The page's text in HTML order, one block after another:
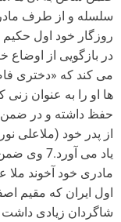
سلسله و از طرف
در بازگویی از اوضاع
می کند که «دختری
ها او را به عنوان زنی
حفظ داشته و در ضمن
یاد می
مادری خود آخوند
اول ایران که مقیم
شاگردان زیادی